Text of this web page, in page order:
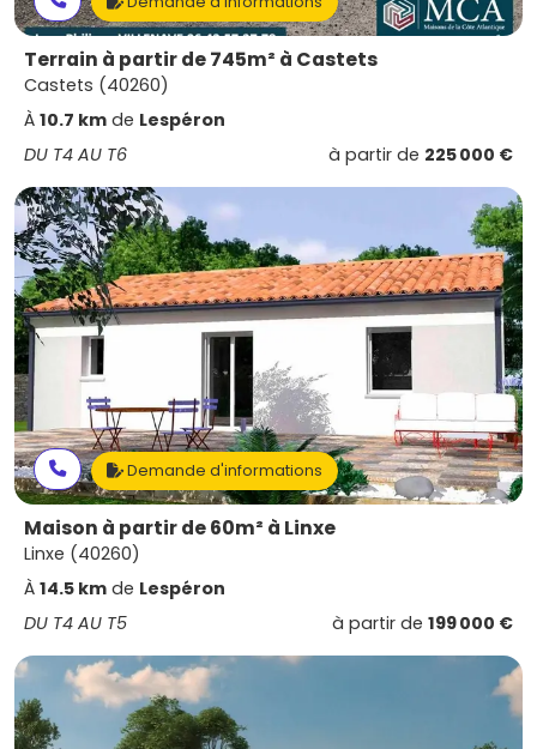
Terrain à partir de 745m² à Castets
Castets (40260)
À 10.7 km de Lespéron
DU T4 AU T6
à partir de 225 000 €
Demande d'informations
Maison à partir de 60m² à Linxe
Linxe (40260)
À 14.5 km de Lespéron
DU T4 AU T5
à partir de 199 000 €